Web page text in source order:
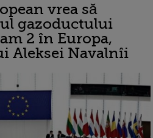
vrea să
gazoductului
2 în Europa,
Aleksei Navalnîi